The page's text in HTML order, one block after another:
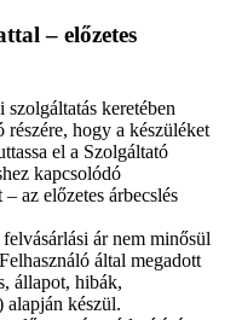
– előzetes
keretében
részére, hogy a készüléket
el a Szolgáltató
kapcsolódó
az előzetes árbecslés
ár nem minősül
által megadott
állapot, hibák,
alapján készül.